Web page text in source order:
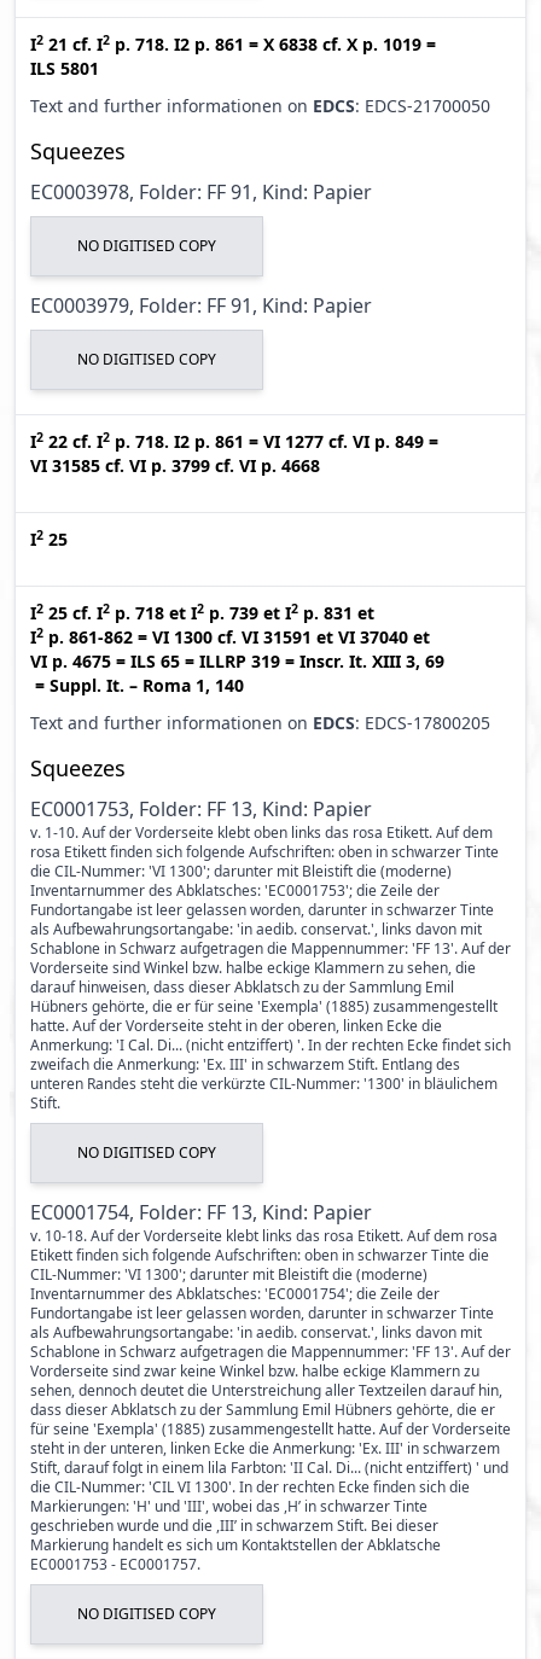
I2 21 cf. I2 p. 718. I2 p. 861 = X 6838 cf. X p. 1019 =
ILS 5801
Text and further informationen on EDCS: EDCS-21700050
Squeezes
EC0003978, Folder: FF 91, Kind: Papier
NO DIGITISED COPY
EC0003979, Folder: FF 91, Kind: Papier
NO DIGITISED COPY
I2 22 cf. I2 p. 718. I2 p. 861 = VI 1277 cf. VI p. 849 =
VI 31585 cf. VI p. 3799 cf. VI p. 4668
I2 25
I2 25 cf. I2 p. 718 et I2 p. 739 et I2 p. 831 et
I2 p. 861-862 = VI 1300 cf. VI 31591 et VI 37040 et
VI p. 4675 = ILS 65 = ILLRP 319 = Inscr. It. XIII 3, 69
= Suppl. It. – Roma 1, 140
Text and further informationen on EDCS: EDCS-17800205
Squeezes
EC0001753, Folder: FF 13, Kind: Papier
v. 1-10. Auf der Vorderseite klebt oben links das rosa Etikett. Auf dem
rosa Etikett finden sich folgende Aufschriften: oben in schwarzer Tinte
die CIL-Nummer: 'VI 1300'; darunter mit Bleistift die (moderne)
Inventarnummer des Abklatsches: 'EC0001753'; die Zeile der
Fundortangabe ist leer gelassen worden, darunter in schwarzer Tinte
als Aufbewahrungsortangabe: 'in aedib. conservat.', links davon mit
Schablone in Schwarz aufgetragen die Mappennummer: 'FF 13'. Auf der
Vorderseite sind Winkel bzw. halbe eckige Klammern zu sehen, die
darauf hinweisen, dass dieser Abklatsch zu der Sammlung Emil
Hübners gehörte, die er für seine 'Exempla' (1885) zusammengestellt
hatte. Auf der Vorderseite steht in der oberen, linken Ecke die
Anmerkung: 'I Cal. Di... (nicht entziffert) '. In der rechten Ecke findet sich
zweifach die Anmerkung: 'Ex. III' in schwarzem Stift. Entlang des
unteren Randes steht die verkürzte CIL-Nummer: '1300' in bläulichem
Stift.
NO DIGITISED COPY
EC0001754, Folder: FF 13, Kind: Papier
v. 10-18. Auf der Vorderseite klebt links das rosa Etikett. Auf dem rosa
Etikett finden sich folgende Aufschriften: oben in schwarzer Tinte die
CIL-Nummer: 'VI 1300'; darunter mit Bleistift die (moderne)
Inventarnummer des Abklatsches: 'EC0001754'; die Zeile der
Fundortangabe ist leer gelassen worden, darunter in schwarzer Tinte
als Aufbewahrungsortangabe: 'in aedib. conservat.', links davon mit
Schablone in Schwarz aufgetragen die Mappennummer: 'FF 13'. Auf der
Vorderseite sind zwar keine Winkel bzw. halbe eckige Klammern zu
sehen, dennoch deutet die Unterstreichung aller Textzeilen darauf hin,
dass dieser Abklatsch zu der Sammlung Emil Hübners gehörte, die er
für seine 'Exempla' (1885) zusammengestellt hatte. Auf der Vorderseite
steht in der unteren, linken Ecke die Anmerkung: 'Ex. III' in schwarzem
Stift, darauf folgt in einem lila Farbton: 'II Cal. Di... (nicht entziffert) ' und
die CIL-Nummer: 'CIL VI 1300'. In der rechten Ecke finden sich die
Markierungen: 'H' und 'III', wobei das ,H’ in schwarzer Tinte
geschrieben wurde und die ,III’ in schwarzem Stift. Bei dieser
Markierung handelt es sich um Kontaktstellen der Abklatsche
EC0001753 - EC0001757.
NO DIGITISED COPY